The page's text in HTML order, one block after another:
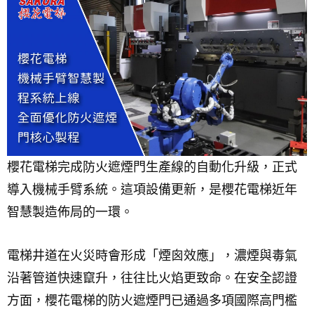
櫻花電梯完成防火遮煙門生產線的自動化升級，正式
導入機械手臂系統。這項設備更新，是櫻花電梯近年
智慧製造佈局的一環。
電梯井道在火災時會形成「煙囪效應」，濃煙與毒氣
沿著管道快速竄升，往往比火焰更致命。在安全認證
方面，櫻花電梯的防火遮煙門已通過多項國際高門檻